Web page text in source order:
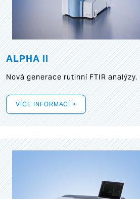
ALPHA II
Nová generace rutinní FTIR analýzy.
VÍCE INFORMACÍ >